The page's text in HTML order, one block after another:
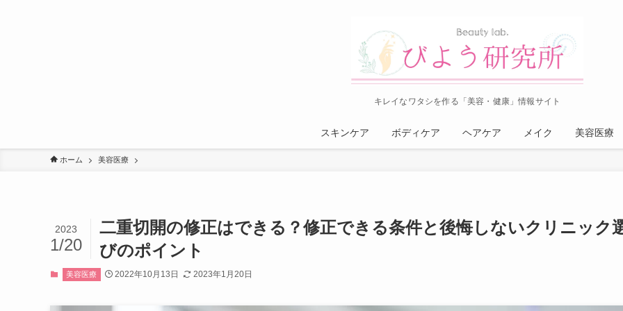
キレイなワタシを作る「美容・健康」情報サイト
スキンケア ボディケア ヘアケア メイク 美容医療
ホーム 美容医療
二重切開の修正はできる？修正できる条件と後悔しないクリニック
びのポイント
2023
1/20
美容医療 2022年10月13日 2023年1月20日